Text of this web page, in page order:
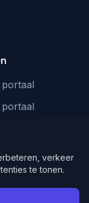
verkeer
te tonen.